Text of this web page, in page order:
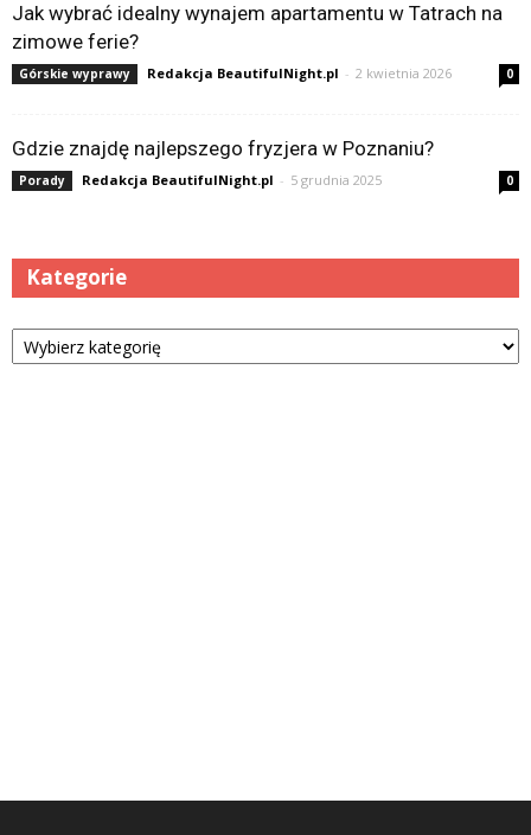
Jak wybrać idealny wynajem apartamentu w Tatrach na
zimowe ferie?
Górskie wyprawy Redakcja BeautifulNight.pl - 2 kwietnia 2026 0
Gdzie znajdę najlepszego fryzjera w Poznaniu?
Porady Redakcja BeautifulNight.pl - 5 grudnia 2025 0
Kategorie
Kategorie